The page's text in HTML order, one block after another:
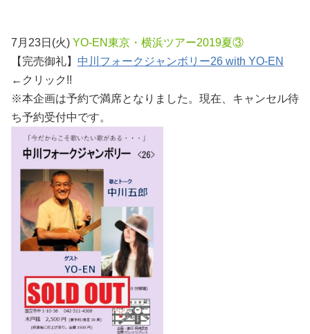
7月23日(火) YO-EN東京・横浜ツアー2019夏③
【完売御礼】 中川フォークジャンボリー26 with YO-EN
←クリック!!
※本企画は予約で満席となりました。現在、キャンセル待
ち予約受付中です。